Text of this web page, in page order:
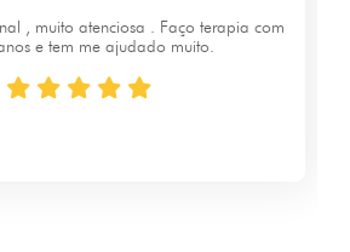
, muito atenciosa . Faço terapia com
e tem me ajudado muito.